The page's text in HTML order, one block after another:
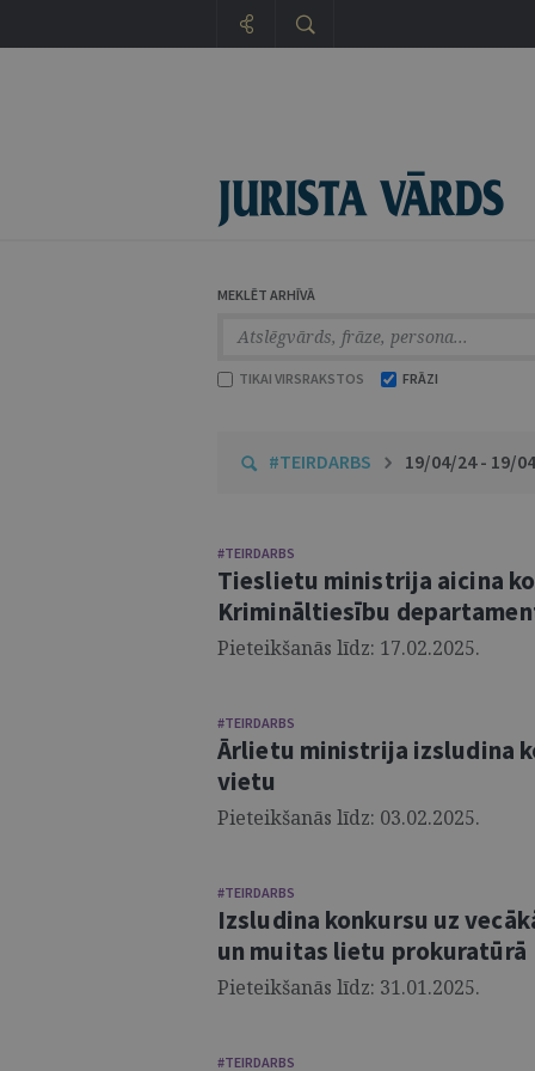
MEKLĒT ARHĪVĀ
TIKAI VIRSRAKSTOS FRĀZI
#TEIRDARBS 19/04/24 - 19/
#TEIRDARBS
Tieslietu ministrija aicina
Krimināltiesību
Pieteikšanās līdz: 17.02.2025.
#TEIRDARBS
Ārlietu ministrija izsludina
vietu
Pieteikšanās līdz: 03.02.2025.
#TEIRDARBS
Izsludina konkursu uz
un muitas lietu prokuratūrā
Pieteikšanās līdz: 31.01.2025.
#TEIRDARBS